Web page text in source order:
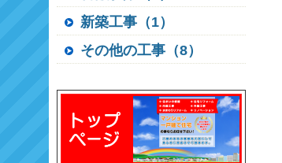
新築工事（1）
その他の工事（8）